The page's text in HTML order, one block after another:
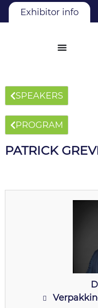
Exhibitor info
SPEAKERS
PROGRAM
PATRICK